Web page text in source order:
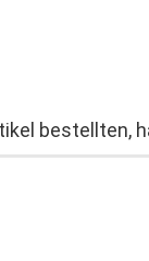
bestellten,